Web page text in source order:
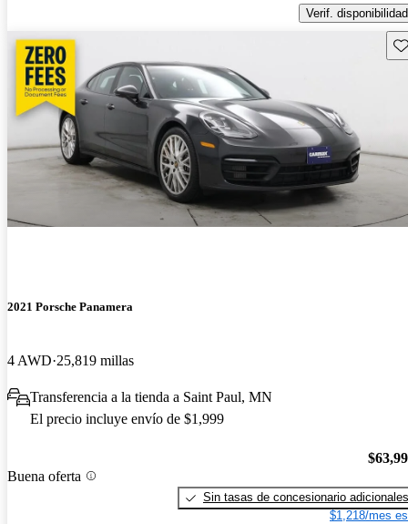
Verif. disponibilidad
2021 Porsche Panamera
4 AWD 25,819 millas
Transferencia a la tienda a Saint Paul, MN
El precio incluye envío de $1,999
Buena oferta
Sin tasas de concesionario adicionales
$1,218/mes